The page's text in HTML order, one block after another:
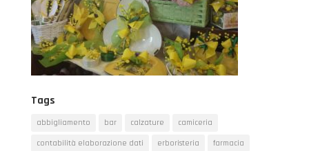
Tags
abbigliamento bar calzature
camiceria
contabilità elaborazione dati
erboristeria
farmacia